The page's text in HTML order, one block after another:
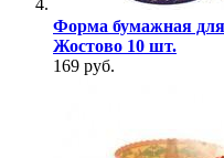
Форма бумажная
Жостово 10 шт.
169 руб.